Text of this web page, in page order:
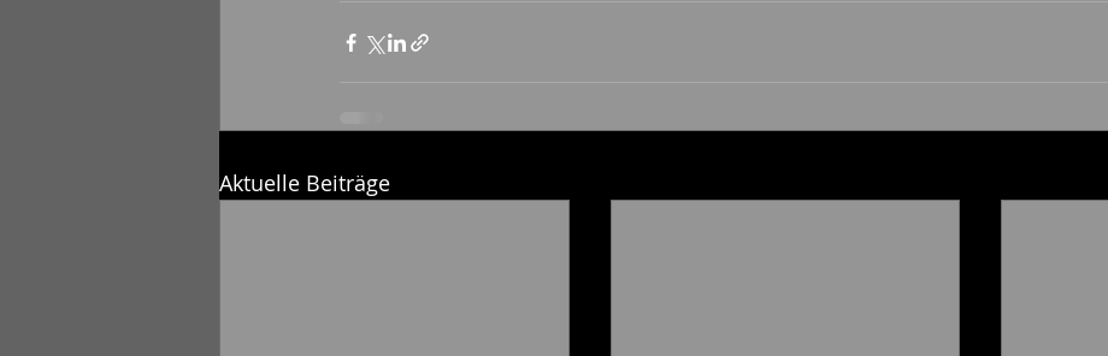
Aktuelle Beiträge